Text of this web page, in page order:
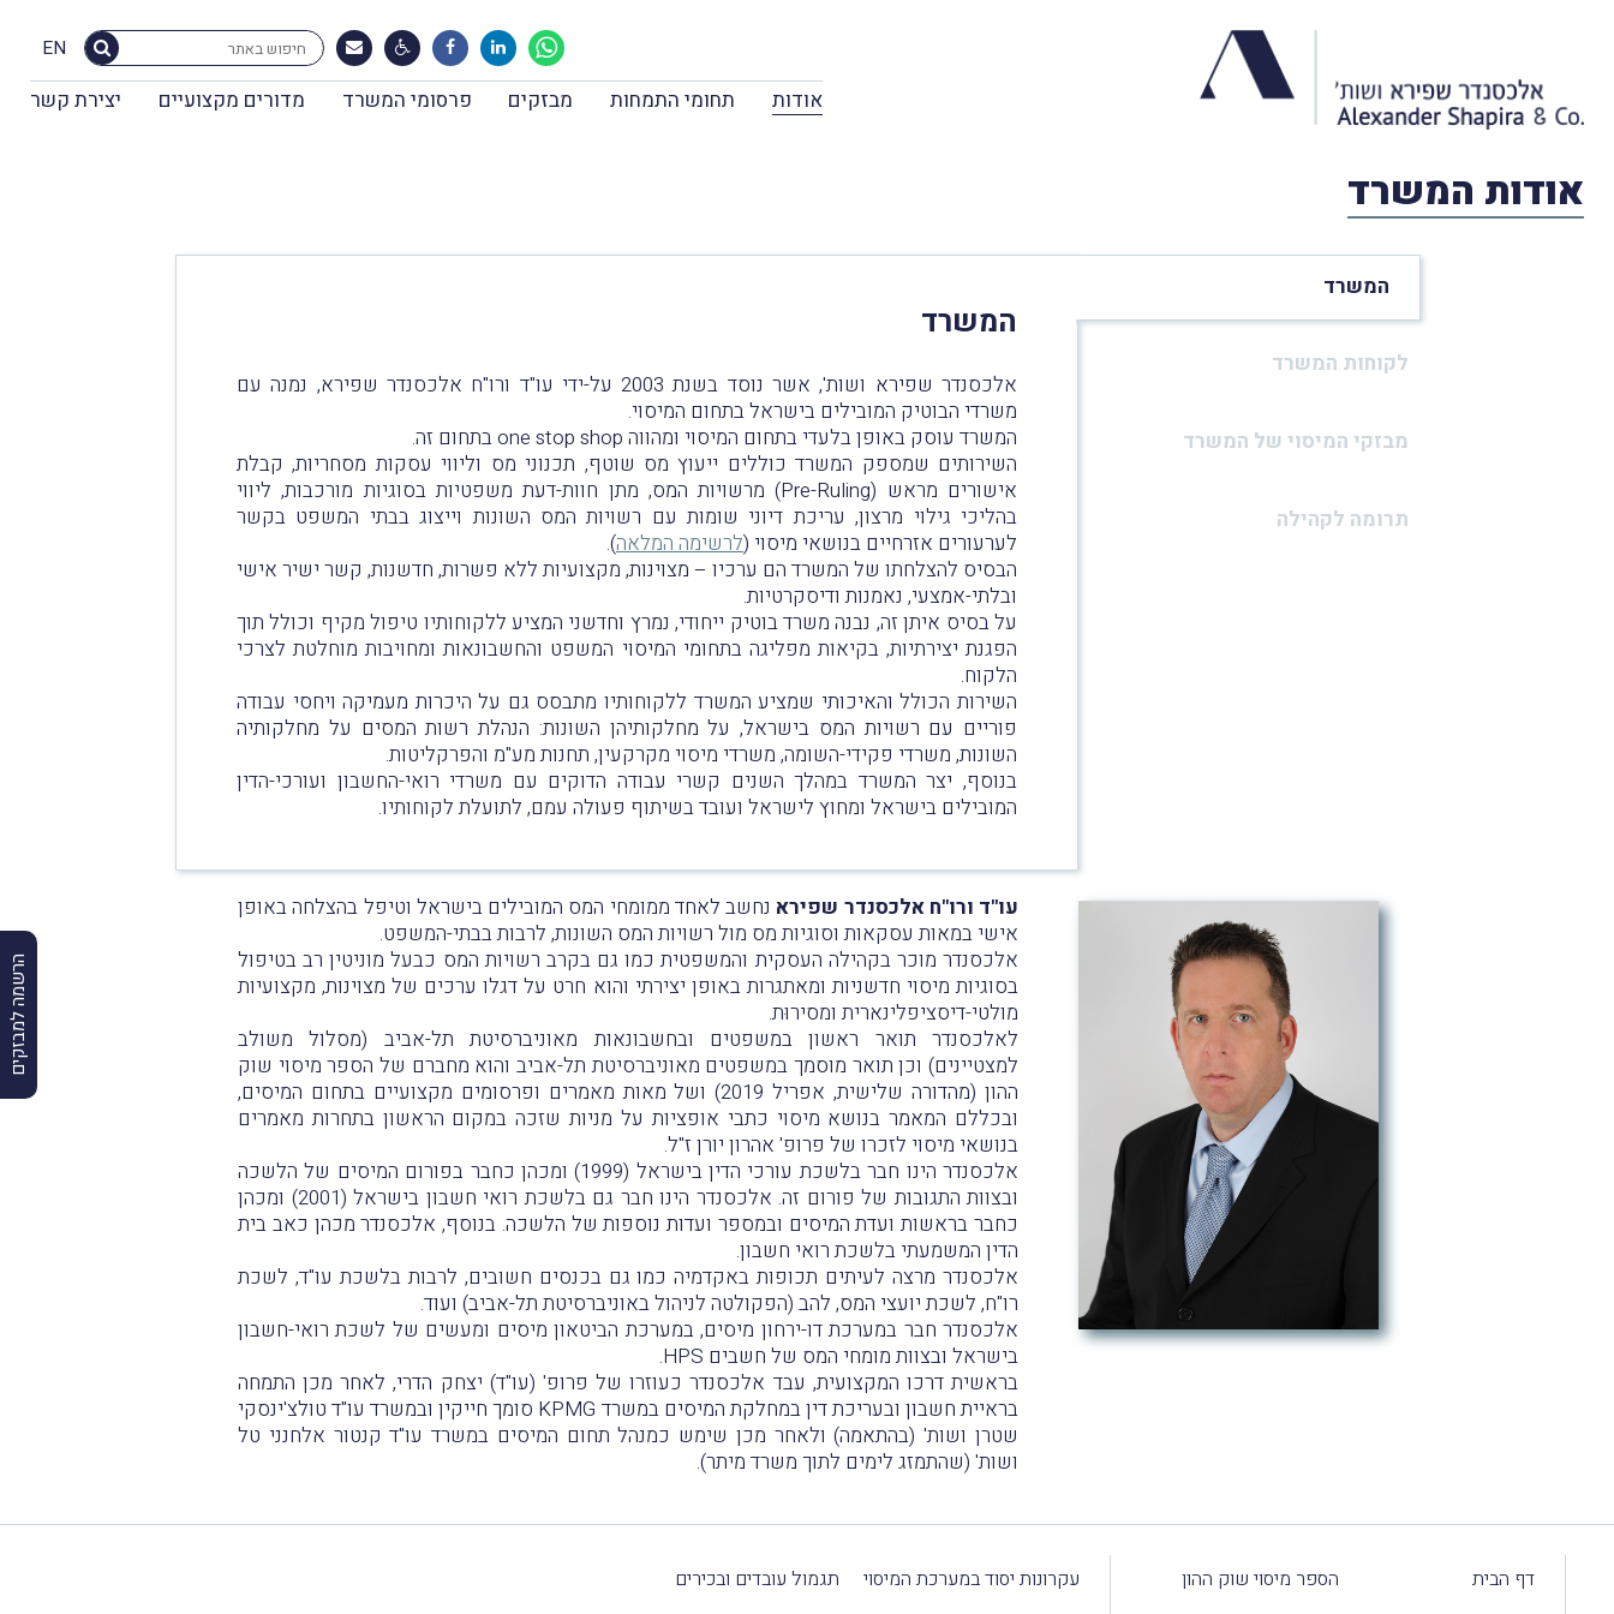
EN
אודות תחומי התמחות מבזקים פרסומי המשרד מדורים מקצועיים יצירת קשר
הרשמה למבזקים
אודות המשרד
המשרד
לקוחות המשרד
מבזקי המיסוי של המשרד
תרומה לקהילה
המשרד
אלכסנדר שפירא ושות', אשר נוסד בשנת 2003 על-ידי עו"ד ורו"ח אלכסנדר שפירא, נמנה עם
משרדי הבוטיק המובילים בישראל בתחום המיסוי.
המשרד עוסק באופן בלעדי בתחום המיסוי ומהווה one stop shop בתחום זה.
השירותים שמספק המשרד כוללים ייעוץ מס שוטף, תכנוני מס וליווי עסקות מסחריות, קבלת
אישורים מראש (Pre-Ruling) מרשויות המס, מתן חוות-דעת משפטיות בסוגיות מורכבות, ליווי
בהליכי גילוי מרצון, עריכת דיוני שומות עם רשויות המס השונות וייצוג בבתי המשפט בקשר
לערעורים אזרחיים בנושאי מיסוי (לרשימה המלאה).
הבסיס להצלחתו של המשרד הם ערכיו – מצוינות, מקצועיות ללא פשרות, חדשנות, קשר ישיר אישי
ובלתי-אמצעי, נאמנות ודיסקרטיות.
על בסיס איתן זה, נבנה משרד בוטיק ייחודי, נמרץ וחדשני המציע ללקוחותיו טיפול מקיף וכולל תוך
הפגנת יצירתיות, בקיאות מפליגה בתחומי המיסוי המשפט והחשבונאות ומחויבות מוחלטת לצרכי
הלקוח.
השירות הכולל והאיכותי שמציע המשרד ללקוחותיו מתבסס גם על היכרות מעמיקה ויחסי עבודה
פוריים עם רשויות המס בישראל, על מחלקותיהן השונות: הנהלת רשות המסים על מחלקותיה
השונות, משרדי פקידי-השומה, משרדי מיסוי מקרקעין, תחנות מע"מ והפרקליטות.
בנוסף, יצר המשרד במהלך השנים קשרי עבודה הדוקים עם משרדי רואי-החשבון ועורכי-הדין
המובילים בישראל ומחוץ לישראל ועובד בשיתוף פעולה עמם, לתועלת לקוחותיו.
עו"ד ורו"ח אלכסנדר שפירא נחשב לאחד ממומחי המס המובילים בישראל וטיפל בהצלחה באופן
אישי במאות עסקאות וסוגיות מס מול רשויות המס השונות, לרבות בבתי-המשפט.
אלכסנדר מוכר בקהילה העסקית והמשפטית כמו גם בקרב רשויות המס כבעל מוניטין רב בטיפול
בסוגיות מיסוי חדשניות ומאתגרות באופן יצירתי והוא חרט על דגלו ערכים של מצוינות, מקצועיות
מולטי-דיסציפלינארית ומסירוּת.
לאלכסנדר תואר ראשון במשפטים ובחשבונאות מאוניברסיטת תל-אביב (מסלול משולב
למצטיינים) וכן תואר מוסמך במשפטים מאוניברסיטת תל-אביב והוא מחברם של הספר מיסוי שוק
ההון (מהדורה שלישית, אפריל 2019) ושל מאות מאמרים ופרסומים מקצועיים בתחום המיסים,
ובכללם המאמר בנושא מיסוי כתבי אופציות על מניות שזכה במקום הראשון בתחרות מאמרים
בנושאי מיסוי לזכרו של פרופ' אהרון יורן ז"ל.
אלכסנדר הינו חבר בלשכת עורכי הדין בישראל (1999) ומכהן כחבר בפורום המיסים של הלשכה
ובצוות התגובות של פורום זה. אלכסנדר הינו חבר גם בלשכת רואי חשבון בישראל (2001) ומכהן
כחבר בראשות ועדת המיסים ובמספר ועדות נוספות של הלשכה. בנוסף, אלכסנדר מכהן כאב בית
הדין המשמעתי בלשכת רואי חשבון.
אלכסנדר מרצה לעיתים תכופות באקדמיה כמו גם בכנסים חשובים, לרבות בלשכת עו"ד, לשכת
רו"ח, לשכת יועצי המס, להב (הפקולטה לניהול באוניברסיטת תל-אביב) ועוד.
אלכסנדר חבר במערכת דו-ירחון מיסים, במערכת הביטאון מיסים ומעשים של לשכת רואי-חשבון
בישראל ובצוות מומחי המס של חשבים HPS.
בראשית דרכו המקצועית, עבד אלכסנדר כעוזרו של פרופ' (עו"ד) יצחק הדרי, לאחר מכן התמחה
בראיית חשבון ובעריכת דין במחלקת המיסים במשרד KPMG סומך חייקין ובמשרד עו"ד טולצ'ינסקי
שטרן ושות' (בהתאמה) ולאחר מכן שימש כמנהל תחום המיסים במשרד עו"ד קנטור אלחנני טל
ושות' (שהתמזג לימים לתוך משרד מיתר).
דף הבית
הספר מיסוי שוק ההון
עקרונות יסוד במערכת המיסוי
תגמול עובדים ובכירים